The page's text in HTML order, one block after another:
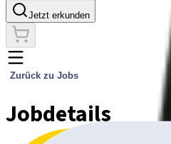
Jetzt erkunden
Zurück zu Jobs
Jobdetails